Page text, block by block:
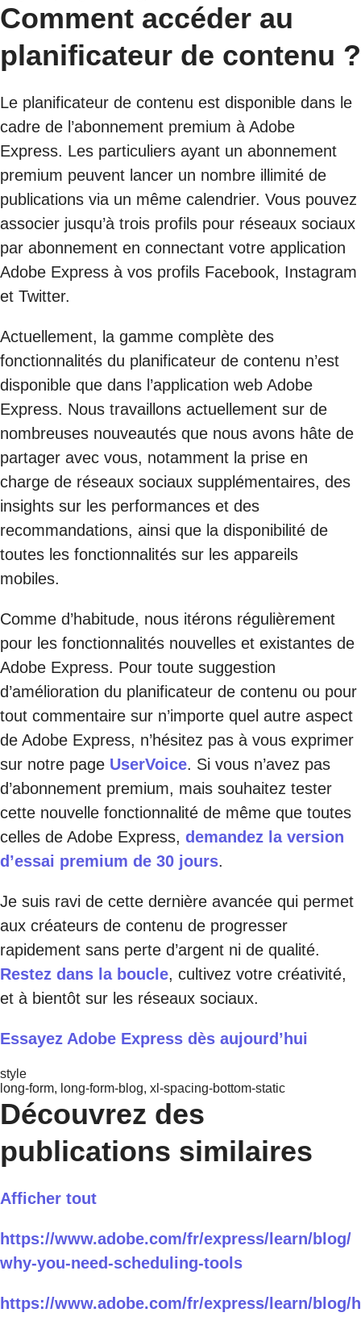
Comment accéder au
planificateur de contenu ?
Le planificateur de contenu est disponible dans le
cadre de l’abonnement premium à Adobe
Express. Les particuliers ayant un abonnement
premium peuvent lancer un nombre illimité de
publications via un même calendrier. Vous pouvez
associer jusqu’à trois profils pour réseaux sociaux
par abonnement en connectant votre application
Adobe Express à vos profils Facebook, Instagram
et Twitter.
Actuellement, la gamme complète des
fonctionnalités du planificateur de contenu n’est
disponible que dans l’application web Adobe
Express. Nous travaillons actuellement sur de
nombreuses nouveautés que nous avons hâte de
partager avec vous, notamment la prise en
charge de réseaux sociaux supplémentaires, des
insights sur les performances et des
recommandations, ainsi que la disponibilité de
toutes les fonctionnalités sur les appareils
mobiles.
Comme d’habitude, nous itérons régulièrement
pour les fonctionnalités nouvelles et existantes de
Adobe Express. Pour toute suggestion
d’amélioration du planificateur de contenu ou pour
tout commentaire sur n’importe quel autre aspect
de Adobe Express, n’hésitez pas à vous exprimer
sur notre page UserVoice. Si vous n’avez pas
d’abonnement premium, mais souhaitez tester
cette nouvelle fonctionnalité de même que toutes
celles de Adobe Express, demandez la version
d’essai premium de 30 jours.
Je suis ravi de cette dernière avancée qui permet
aux créateurs de contenu de progresser
rapidement sans perte d’argent ni de qualité.
Restez dans la boucle, cultivez votre créativité,
et à bientôt sur les réseaux sociaux.
Essayez Adobe Express dès aujourd’hui
style
long-form, long-form-blog, xl-spacing-bottom-static
Découvrez des
publications similaires
Afficher tout
https://www.adobe.com/fr/express/learn/blog/
why-you-need-scheduling-tools
https://www.adobe.com/fr/express/learn/blog/h